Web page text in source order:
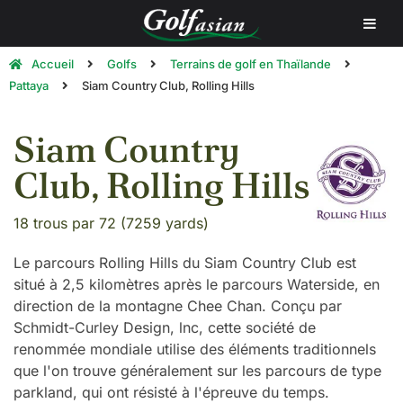
Accueil Golfs
Terrains de golf en Thaïlande
Pattaya
Siam Country Club, Rolling Hills
Siam Country
Club, Rolling Hills
18 trous par 72 (7259 yards)
Le parcours Rolling Hills du Siam Country Club est
situé à 2,5 kilomètres après le parcours Waterside, en
direction de la montagne Chee Chan. Conçu par
Schmidt-Curley Design, lnc, cette société de
renommée mondiale utilise des éléments traditionnels
que l'on trouve généralement sur les parcours de type
parkland, qui ont résisté à l'épreuve du temps.